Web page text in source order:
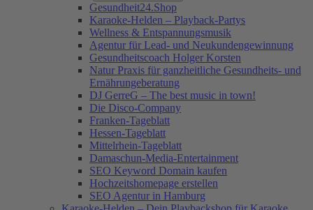
Gesundheit24.Shop
Karaoke-Helden – Playback-Partys
Wellness & Entspannungsmusik
Agentur für Lead- und Neukundengewinnung
Gesundheitscoach Holger Korsten
Natur Praxis für ganzheitliche Gesundheits- und
Ernährungeberatung
DJ GerreG – The best music in town!
Die Disco-Company
Franken-Tageblatt
Hessen-Tageblatt
Mittelrhein-Tageblatt
Damaschun-Media-Entertainment
SEO Keyword Domain kaufen
Hochzeitshomepage erstellen
SEO Agentur in Hamburg